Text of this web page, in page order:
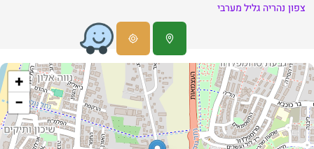
צפון נהריה גליל מערבי
+
−